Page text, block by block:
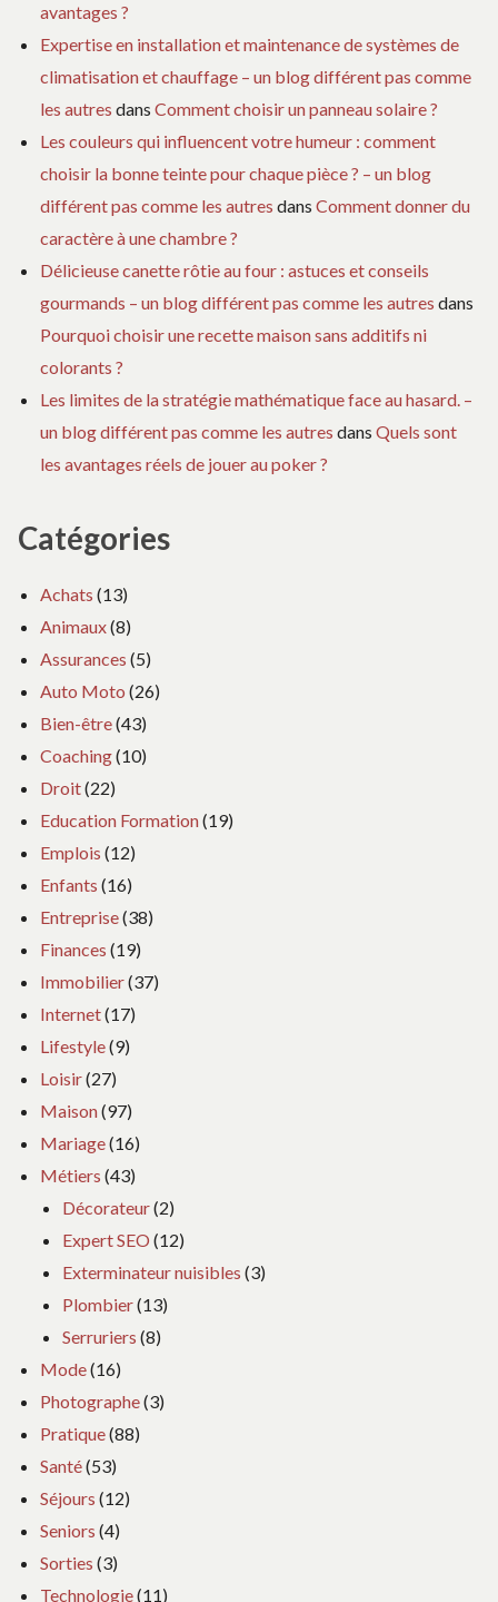
avantages ?
Expertise en installation et maintenance de systèmes de
climatisation et chauffage – un blog différent pas comme
les autres dans Comment choisir un panneau solaire ?
Les couleurs qui influencent votre humeur : comment
choisir la bonne teinte pour chaque pièce ? – un blog
différent pas comme les autres dans Comment donner du
caractère à une chambre ?
Délicieuse canette rôtie au four : astuces et conseils
gourmands – un blog différent pas comme les autres dans
Pourquoi choisir une recette maison sans additifs ni
colorants ?
Les limites de la stratégie mathématique face au hasard. –
un blog différent pas comme les autres dans Quels sont
les avantages réels de jouer au poker ?
Catégories
Achats (13)
Animaux(8)
Assurances (5)
Auto Moto (26)
Bien-être(43)
Coaching(10)
Droit(22)
Education Formation(19)
Emplois (12)
Enfants (16)
Entreprise(38)
Finances (19)
Immobilier(37)
Internet(17)
Lifestyle(9)
Loisir(27)
Maison(97)
Mariage(16)
Métiers (43)
Décorateur(2)
Expert SEO (12)
Exterminateur nuisibles (3)
Plombier(13)
Serruriers (8)
Mode(16)
Photographe(3)
Pratique(88)
Santé(53)
Séjours (12)
Seniors (4)
Sorties (3)
Technologie(11)